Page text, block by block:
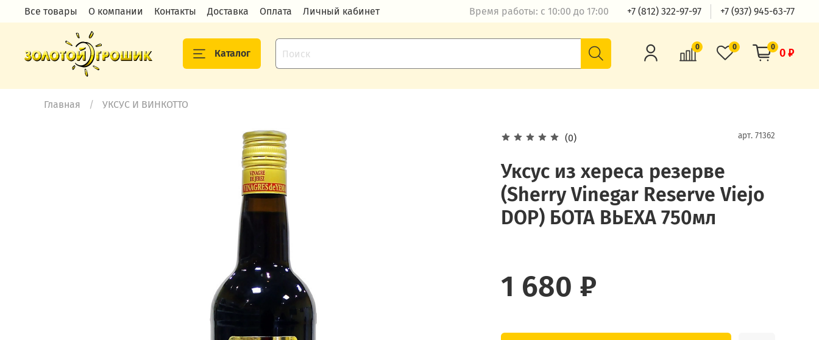
Все товары О компании Контакты Доставка Оплата Личный кабинет Время работы: с 10:00 до 17:00 +7 (812) 322-97-97 +7 (937) 945-63-77
Каталог
0 0 0 0 ₽
Главная УКСУС И ВИНКОТТО
(0) арт. 71362
Уксус из хереса резерве
(Sherry Vinegar Reserve Viejo
DOP) БОТА ВЬЕХА 750мл
1 680 ₽